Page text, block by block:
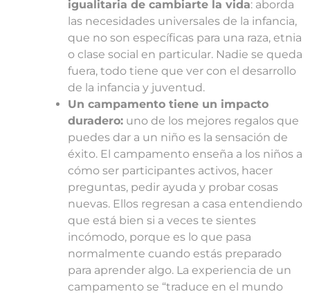
igualitaria de cambiarte la vida: aborda
las necesidades universales de la infancia,
que no son específicas para una raza, etnia
o clase social en particular. Nadie se queda
fuera, todo tiene que ver con el desarrollo
de la infancia y juventud.
Un campamento tiene un impacto
duradero: uno de los mejores regalos que
puedes dar a un niño es la sensación de
éxito. El campamento enseña a los niños a
cómo ser participantes activos, hacer
preguntas, pedir ayuda y probar cosas
nuevas. Ellos regresan a casa entendiendo
que está bien si a veces te sientes
incómodo, porque es lo que pasa
normalmente cuando estás preparado
para aprender algo. La experiencia de un
campamento se “traduce en el mundo